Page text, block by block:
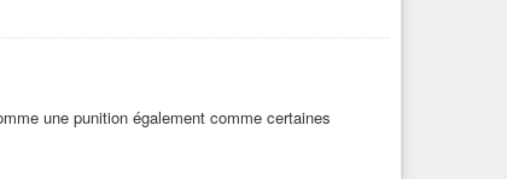
une punition également comme certaines